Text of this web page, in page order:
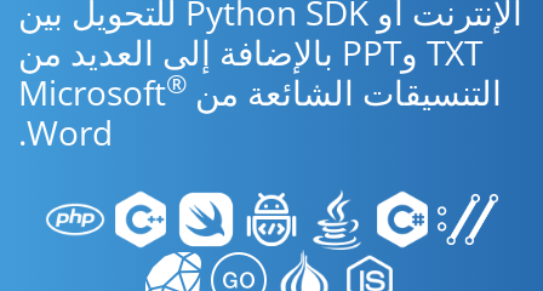
الإنترنت أو Python SDK للتحويل بين
TXT وPPT بالإضافة إلى العديد من
التنسيقات الشائعة من Microsoft ®
Word.